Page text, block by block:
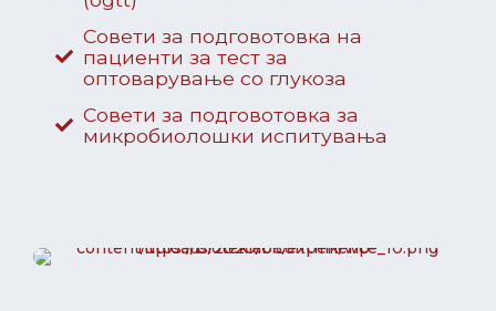
Совети за подговотовка на
пациенти за тест за
оптоварување со глукоза
Совети за подговотовка за
микробиолошки испитувања